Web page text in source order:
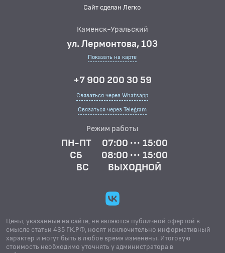
Сайт сделан Легко
Каменск-Уральский
ул. Лермонтова, 103
Показать на карте
+7 900 200 30 59
Связаться через Whatsapp
Связаться через Telegram
Режим работы
ПН-ПТ
07:00 ··· 15:00
СБ
08:00 ··· 15:00
ВС
ВЫХОДНОЙ
Цены, указанные на сайте, не являются публичной офертой в
смысле статьи 435 ГК.РФ, носят исключительно информативный
характер и могут быть в любое время изменены. Итоговую
стоимость необходимо уточнять у администратора в